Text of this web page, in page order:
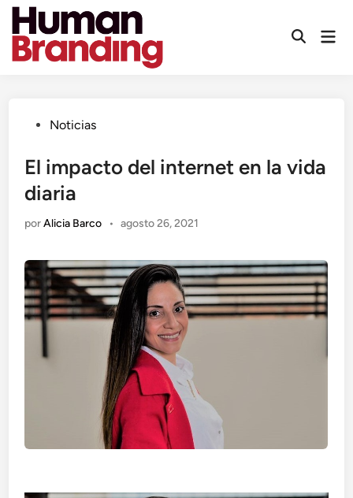
Saltar
contenido
Publicado
Noticias
El impacto del internet en la vida
diaria
porAlicia Barco • agosto 26, 2021